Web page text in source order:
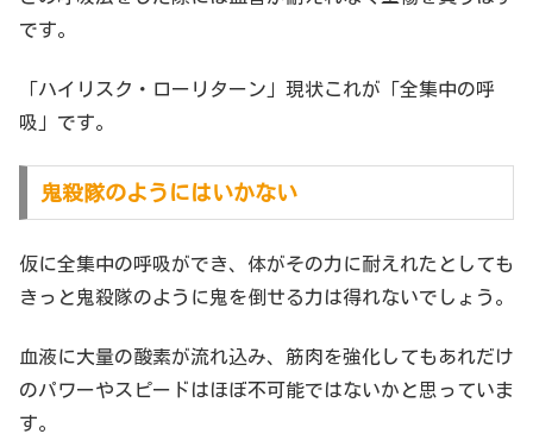
です。
「ハイリスク・ローリターン」現状これが「全集中の呼
吸」です。
鬼殺隊のようにはいかない
仮に全集中の呼吸ができ、体がその力に耐えれたとしても
きっと鬼殺隊のように鬼を倒せる力は得れないでしょう。
血液に大量の酸素が流れ込み、筋肉を強化してもあれだけ
のパワーやスピードはほぼ不可能ではないかと思っていま
す。